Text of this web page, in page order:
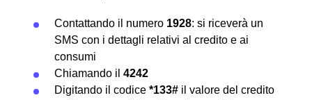
Contattando il numero 1928: si riceverà un
SMS con i dettagli relativi al credito e ai
consumi
Chiamando il 4242
Digitando il codice *133# il valore del credito